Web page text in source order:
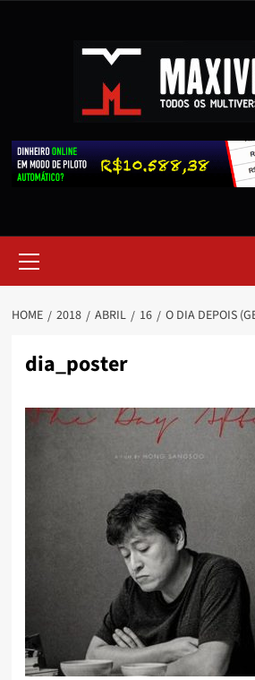
HOME 2018 ABRIL 16 O DIA DEPOIS
dia_poster